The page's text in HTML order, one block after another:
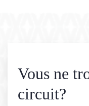
Vous ne
circuit?